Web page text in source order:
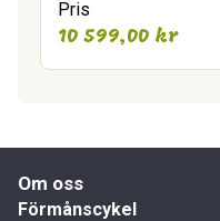
Pris
10 599,00 kr
Om oss
Förmånscykel